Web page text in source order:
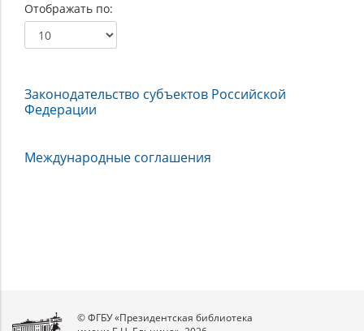
Отображать по
Законодательство субъектов Российской
Федерации
Международные соглашения
© ФГБУ «Президентская библиотека